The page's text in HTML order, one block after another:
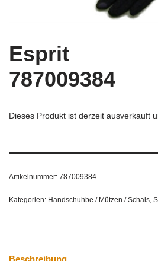
Esprit
787009384
Dieses Produkt ist derzeit ausverkauft
Artikelnummer: 787009384
Kategorien: Handschuhbe / Mützen / Schals,
Beschreibung